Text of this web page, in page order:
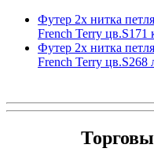
Футер 2х нитка
French Terry цв.S171
Футер 2х нитка
French Terry цв.S268